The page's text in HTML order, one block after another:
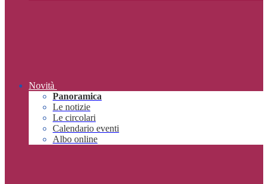
Novità
Panoramica
Le notizie
Le circolari
Calendario eventi
Albo online